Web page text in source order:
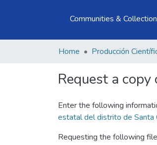
Communities &
Home Producción
Request a
Enter the following
estatal del distrito de Santa
Requesting the following